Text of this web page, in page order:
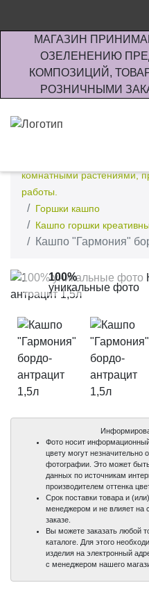
МАГАЗИН
ОЗЕЛЕНЕНИЮ
КОМПОЗИЦИЙ,
РОЗНИЧНЫМИ
комнатными растениями,
работы.
Горшки кашпо
Кашпо горшки
Кашпо "Гармония"
100%
уникальные фото
Фото носит
цвету могут незначительно
фотографии. Это может
данных по источникам
производителем оттенка
Срок поставки товара и
менеджером и не влияет на
заказе.
Вы можете заказать любой
каталоге. Для этого
изделия на электронный
с менеджером нашего